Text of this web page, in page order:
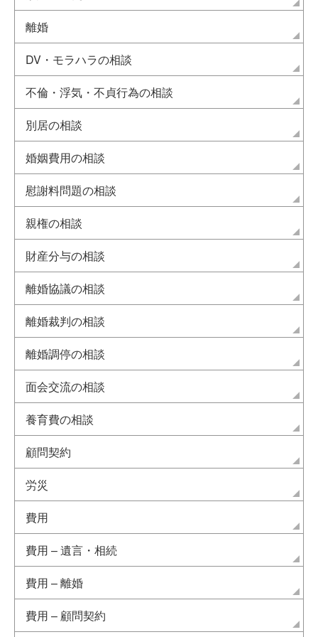
離婚
DV・モラハラの相談
不倫・浮気・不貞行為の相談
別居の相談
婚姻費用の相談
慰謝料問題の相談
親権の相談
財産分与の相談
離婚協議の相談
離婚裁判の相談
離婚調停の相談
面会交流の相談
養育費の相談
顧問契約
労災
費用
費用 – 遺言・相続
費用 – 離婚
費用 – 顧問契約